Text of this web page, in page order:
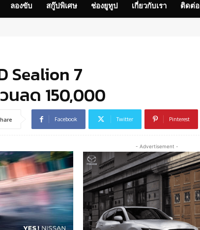
ลองขับ สกู๊ปพิเศษ ช่องยูทูป เกี่ยวกับเรา ติดต่อ
Sealion 7
นลด 150,000
Facebook Twitter Pinterest
- Advertisement -